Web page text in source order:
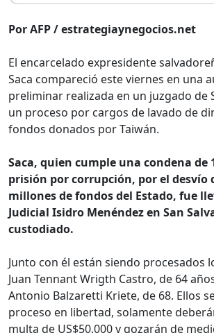
Por AFP / estrategiaynegocios.net
El encarcelado expresidente
Saca compareció este viernes en una
preliminar realizada en un juzgado de
un proceso por cargos de lavado de
fondos donados por Taiwán.
Saca, quien cumple una condena de
prisión por corrupción, por el desvío
millones de fondos del Estado, fue
Judicial Isidro Menéndez en San
custodiado.
Junto con él están siendo procesados
Juan Tennant Wrigth Castro, de 64
Antonio Balzaretti Kriete, de 68. Ellos
proceso en libertad, solamente
multa de US$50.000 y gozarán de